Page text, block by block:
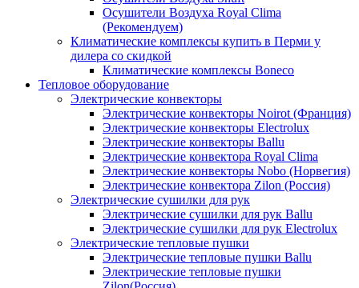
Осушители Воздуха Royal Clima
(Рекомендуем)
Климатические комплексы купить в Перми у
дилера со скидкой
Климатические комплексы Boneсo
Тепловое оборудование
Электрические конвекторы
Электрические конвекторы Noirot (Франция)
Электрические конвекторы Electrolux
Электрические конвекторы Ballu
Электрические конвектора Royal Clima
Электрические конвекторы Nobo (Норвегия)
Электрические конвектора Zilon (Россия)
Электрические сушилки для рук
Электрические сушилки для рук Ballu
Электрические сушилки для рук Electrolux
Электрические тепловые пушки
Электрические тепловые пушки Ballu
Электрические тепловые пушки